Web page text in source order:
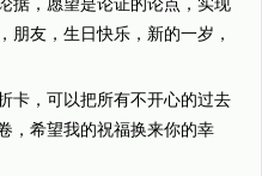
据，愿望是论证的论点，实现
朋友，生日快乐，新的一岁，
卡，可以把所有不开心的过去
，希望我的祝福换来你的幸